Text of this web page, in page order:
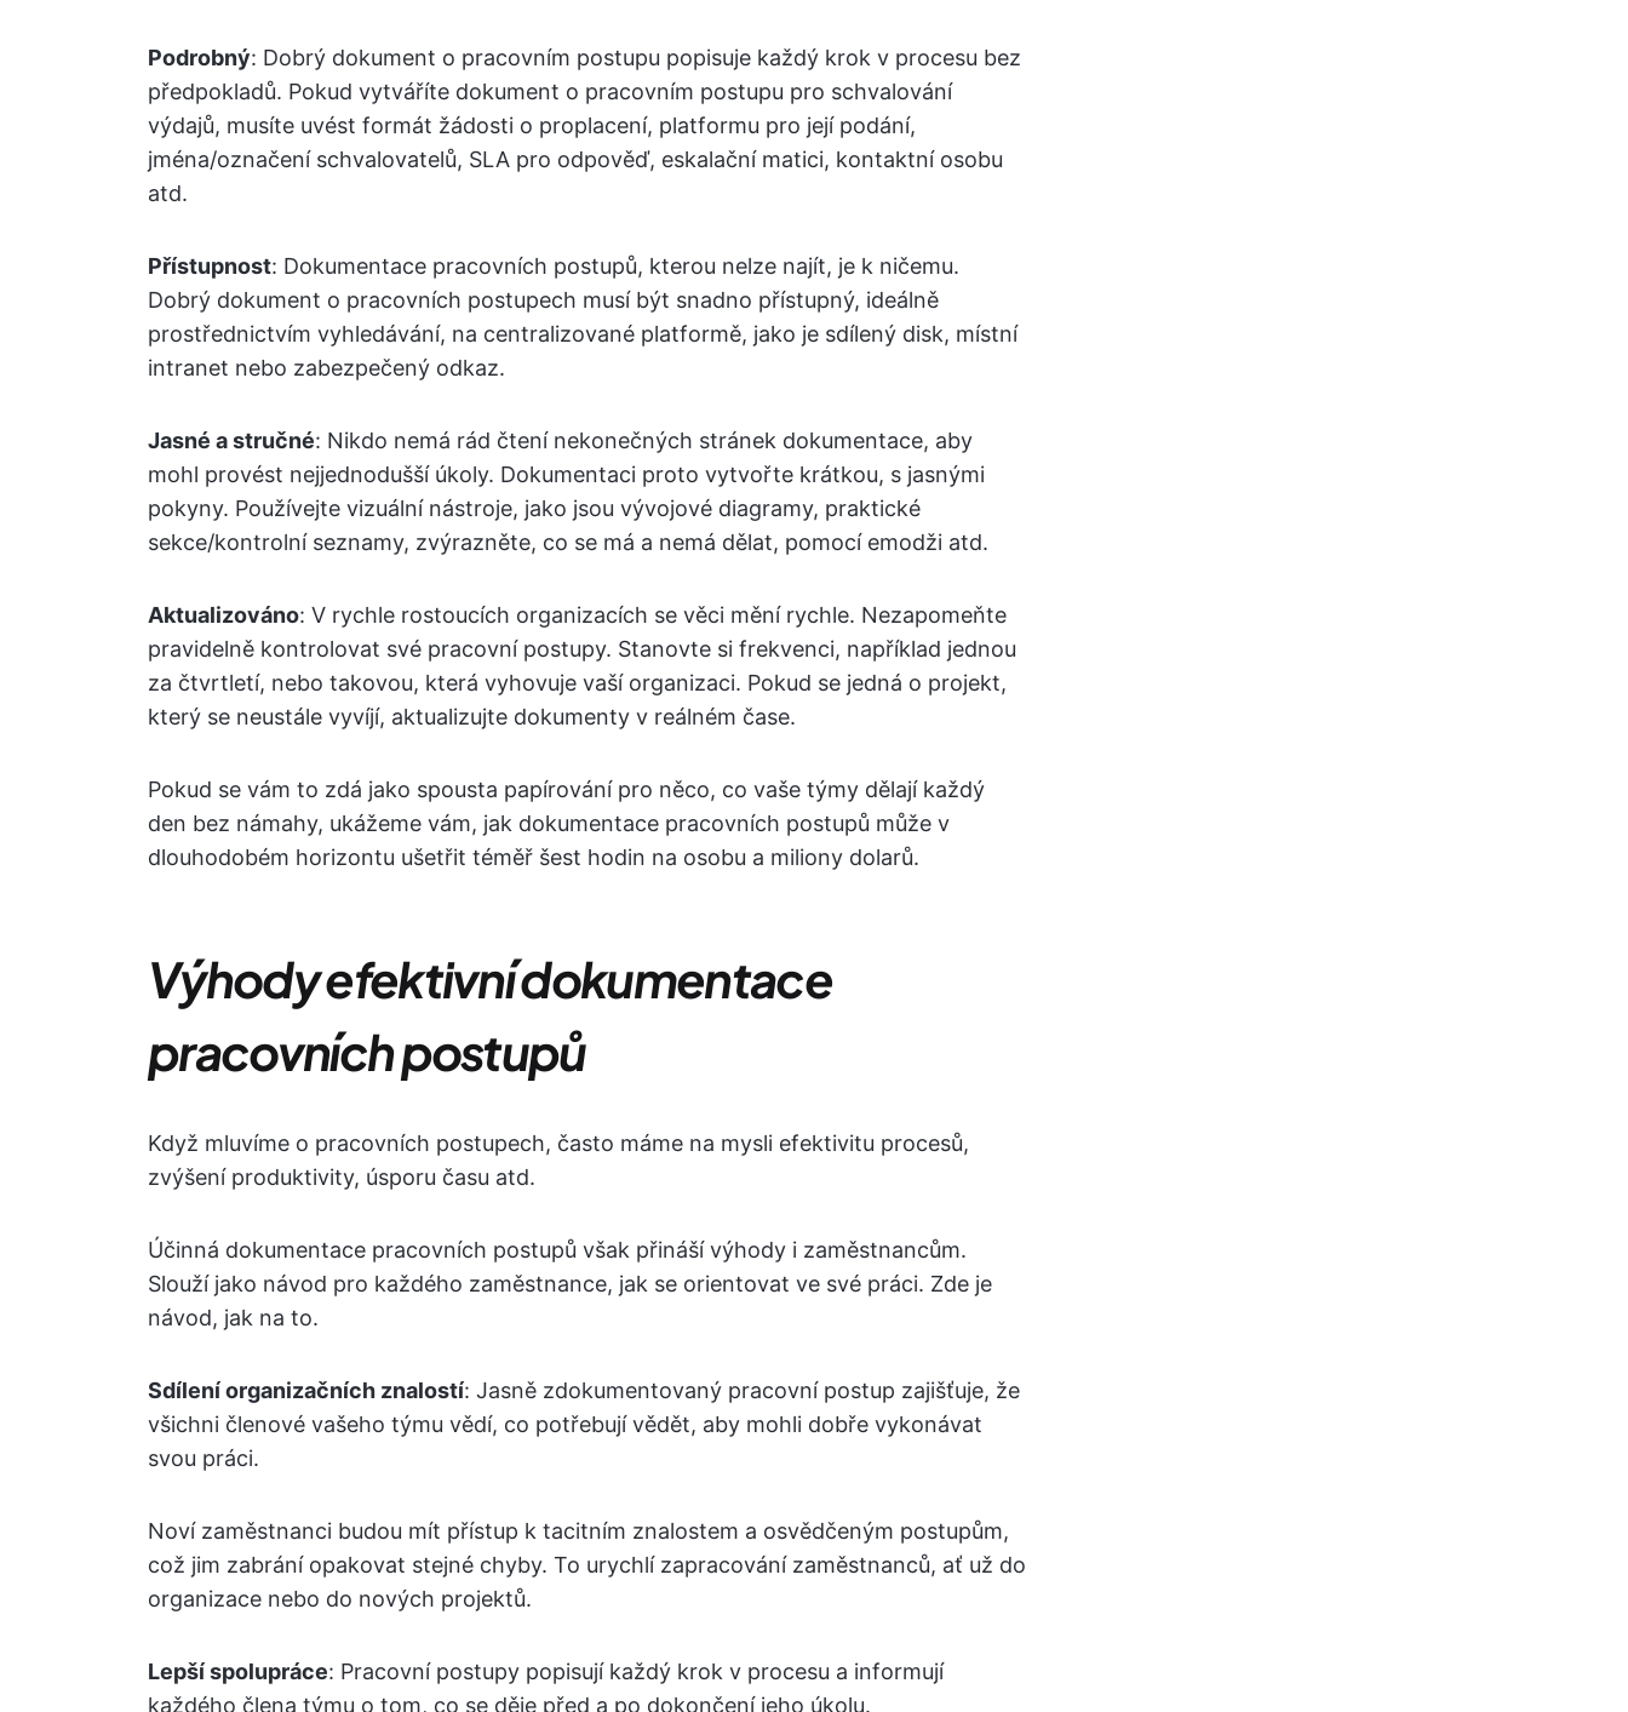
Podrobný: Dobrý dokument o pracovním postupu popisuje každý krok v procesu bez
předpokladů. Pokud vytváříte dokument o pracovním postupu pro schvalování
výdajů, musíte uvést formát žádosti o proplacení, platformu pro její podání,
jména/označení schvalovatelů, SLA pro odpověď, eskalační matici, kontaktní osobu
atd.
Přístupnost: Dokumentace pracovních postupů, kterou nelze najít, je k ničemu.
Dobrý dokument o pracovních postupech musí být snadno přístupný, ideálně
prostřednictvím vyhledávání, na centralizované platformě, jako je sdílený disk, místní
intranet nebo zabezpečený odkaz.
Jasné a stručné: Nikdo nemá rád čtení nekonečných stránek dokumentace, aby
mohl provést nejjednodušší úkoly. Dokumentaci proto vytvořte krátkou, s jasnými
pokyny. Používejte vizuální nástroje, jako jsou vývojové diagramy, praktické
sekce/kontrolní seznamy, zvýrazněte, co se má a nemá dělat, pomocí emodži atd.
Aktualizováno: V rychle rostoucích organizacích se věci mění rychle. Nezapomeňte
pravidelně kontrolovat své pracovní postupy. Stanovte si frekvenci, například jednou
za čtvrtletí, nebo takovou, která vyhovuje vaší organizaci. Pokud se jedná o projekt,
který se neustále vyvíjí, aktualizujte dokumenty v reálném čase.
Pokud se vám to zdá jako spousta papírování pro něco, co vaše týmy dělají každý
den bez námahy, ukážeme vám, jak dokumentace pracovních postupů může v
dlouhodobém horizontu ušetřit téměř šest hodin na osobu a miliony dolarů.
Výhody efektivní dokumentace
pracovních postupů
Když mluvíme o pracovních postupech, často máme na mysli efektivitu procesů,
zvýšení produktivity, úsporu času atd.
Účinná dokumentace pracovních postupů však přináší výhody i zaměstnancům.
Slouží jako návod pro každého zaměstnance, jak se orientovat ve své práci. Zde je
návod, jak na to.
Sdílení organizačních znalostí: Jasně zdokumentovaný pracovní postup zajišťuje, že
všichni členové vašeho týmu vědí, co potřebují vědět, aby mohli dobře vykonávat
svou práci.
Noví zaměstnanci budou mít přístup k tacitním znalostem a osvědčeným postupům,
což jim zabrání opakovat stejné chyby. To urychlí zapracování zaměstnanců, ať už do
organizace nebo do nových projektů.
Lepší spolupráce: Pracovní postupy popisují každý krok v procesu a informují
každého člena týmu o tom, co se děje před a po dokončení jeho úkolu.